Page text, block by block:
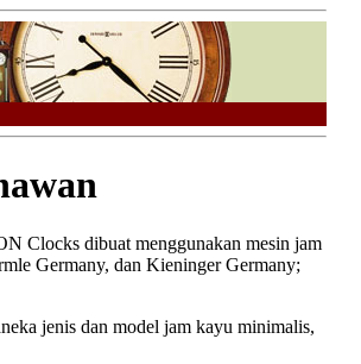
Clocks dibuat menggunakan mesin jam
Germany, dan Kieninger Germany;
jenis dan model jam kayu minimalis,